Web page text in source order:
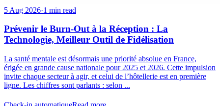
5 Aug 2026·1 min read
Prévenir le Burn-Out à la Réception : La
Technologie, Meilleur Outil de Fidélisation
La santé mentale est désormais une priorité absolue en France,
érigée en grande cause nationale pour 2025 et 2026. Cette impulsion
invite chaque secteur à agir, et celui de l’hôtellerie est en première
ligne. Les chiffres sont parlants : selon ...